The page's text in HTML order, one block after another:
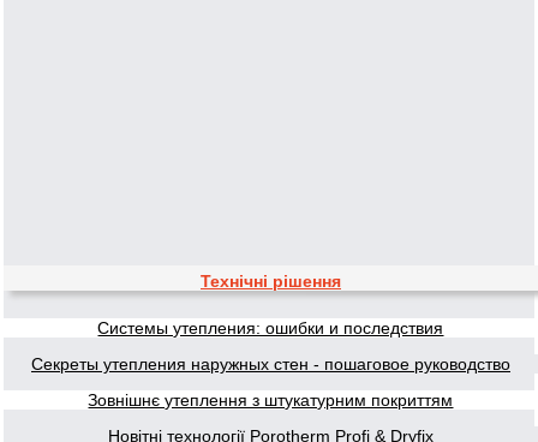
Технічні рішення
Системы утепления: ошибки и последствия
Секреты утепления наружных стен - пошаговое руководство
Зовнішнє утеплення з штукатурним покриттям
Новітні технології Porotherm Profi & Dryfix